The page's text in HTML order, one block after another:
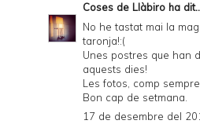
Coses de Llàbiro ha
No he tastat mai la
taronja!:(
Unes postres que han
aquests dies!
Les fotos, comp
Bon cap de setmana.
17 de desembre del